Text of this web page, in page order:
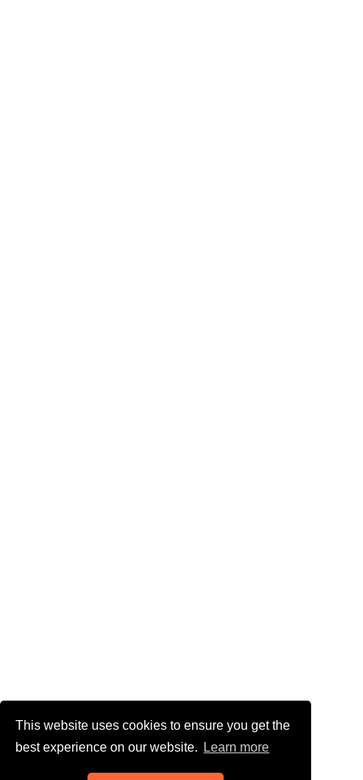
This website uses cookies to ensure you get the
best experience on our website.
Learn more